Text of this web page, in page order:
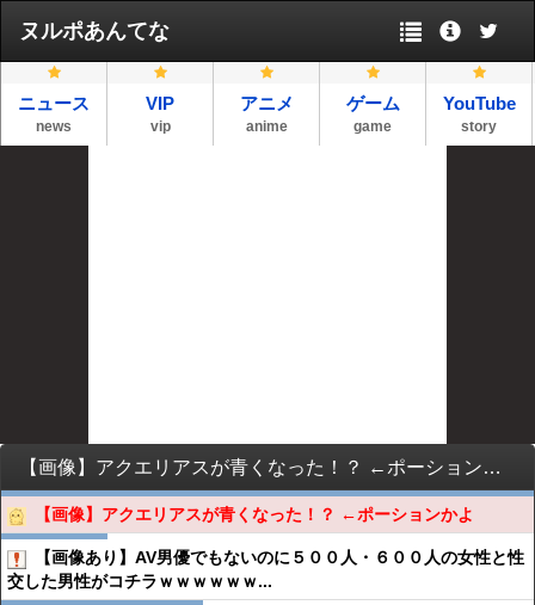
ヌルポあんてな
ニュース
news
VIP
vip
アニメ
anime
ゲーム
game
YouTube
story
【画像】アクエリアスが青くなった！？ ←ポーションかよ
【画像】アクエリアスが青くなった！？ ←ポーションかよ
【画像あり】AV男優でもないのに５００人・６００人の女性と性
交した男性がコチラｗｗｗｗｗｗ...